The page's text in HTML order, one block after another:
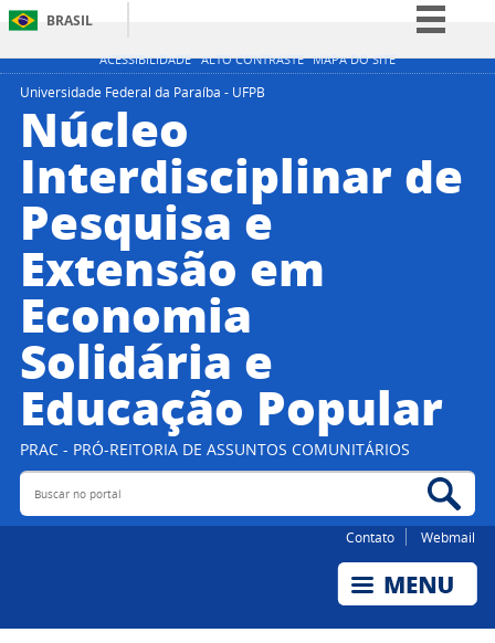
ACESSIBILIDADE ALTO CONTRASTE MAPA DO SITE
BRASIL
Simplifique!
Acesso à informação
Legislação
Universidade Federal da Paraíba - UFPB
Núcleo
Interdisciplinar de
Pesquisa e
Extensão em
Economia
Solidária e
Educação Popular
PRAC - PRÓ-REITORIA DE ASSUNTOS COMUNITÁRIOS
Buscar no portal
Contato Webmail